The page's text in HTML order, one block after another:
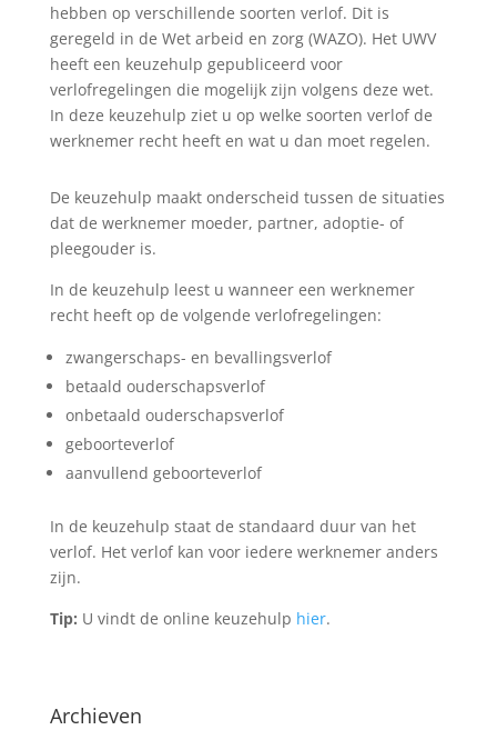
hebben op verschillende soorten verlof. Dit is
geregeld in de Wet arbeid en zorg (WAZO). Het UWV
heeft een keuzehulp gepubliceerd voor
verlofregelingen die mogelijk zijn volgens deze wet.
In deze keuzehulp ziet u op welke soorten verlof de
werknemer recht heeft en wat u dan moet regelen.
De keuzehulp maakt onderscheid tussen de situaties
dat de werknemer moeder, partner, adoptie- of
pleegouder is.
In de keuzehulp leest u wanneer een werknemer
recht heeft op de volgende verlofregelingen:
zwangerschaps- en bevallingsverlof
betaald ouderschapsverlof
onbetaald ouderschapsverlof
geboorteverlof
aanvullend geboorteverlof
In de keuzehulp staat de standaard duur van het
verlof. Het verlof kan voor iedere werknemer anders
zijn.
Tip: U vindt de online keuzehulp hier.
Archieven